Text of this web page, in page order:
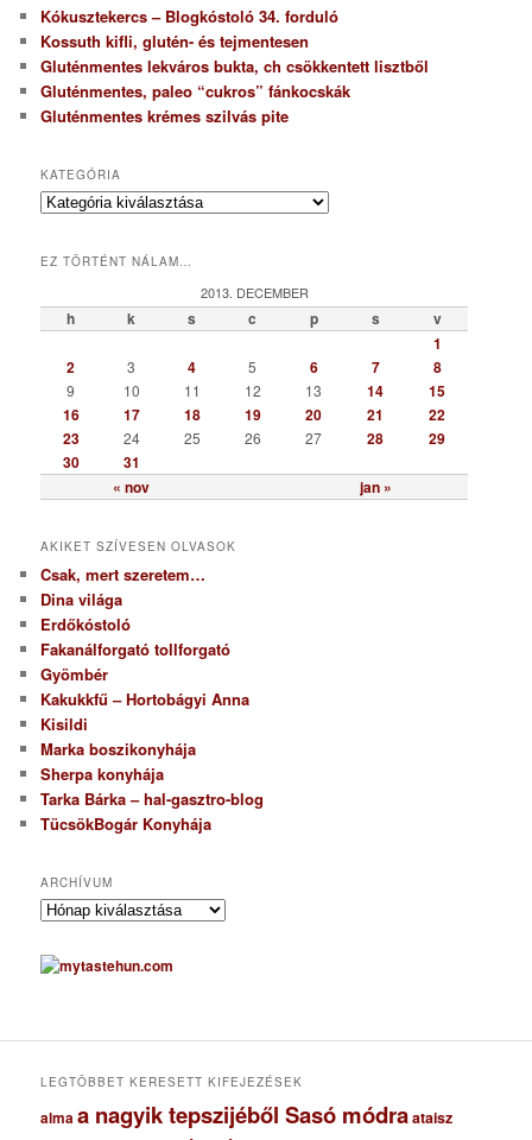
Kókusztekercs – Blogkóstoló 34. forduló
Kossuth kifli, glutén- és tejmentesen
Gluténmentes lekváros bukta, ch csökkentett lisztből
Gluténmentes, paleo “cukros” fánkocskák
Gluténmentes krémes szilvás pite
KATEGÓRIA
K
e
ó
r
EZ TÖRTÉNT NÁLAM…
2013. DECEMBER
h k s c p s v
« nov jan »
1
2
3 4 5 6 7 8
9 10 11 12 13 14
15
16
17 18 19 20 21
22
23
24 25 26 27 28
29
30
31
AKIKET SZÍVESEN OLVASOK
Csak, mert szeretem…
Dina világa
Erdőkóstoló
Fakanálforgató tollforgató
Gyömbér
Kakukkfű – Hortobágyi Anna
Kisildi
Marka boszikonyhája
Sherpa konyhája
Tarka Bárka – hal-gasztro-blog
TücsökBogár Konyhája
ARCHÍVUM
A
c
h
u
LEGTÖBBET KERESETT KIFEJEZÉSEK
almaa nagyik tepszijéből Sasó módraataisz